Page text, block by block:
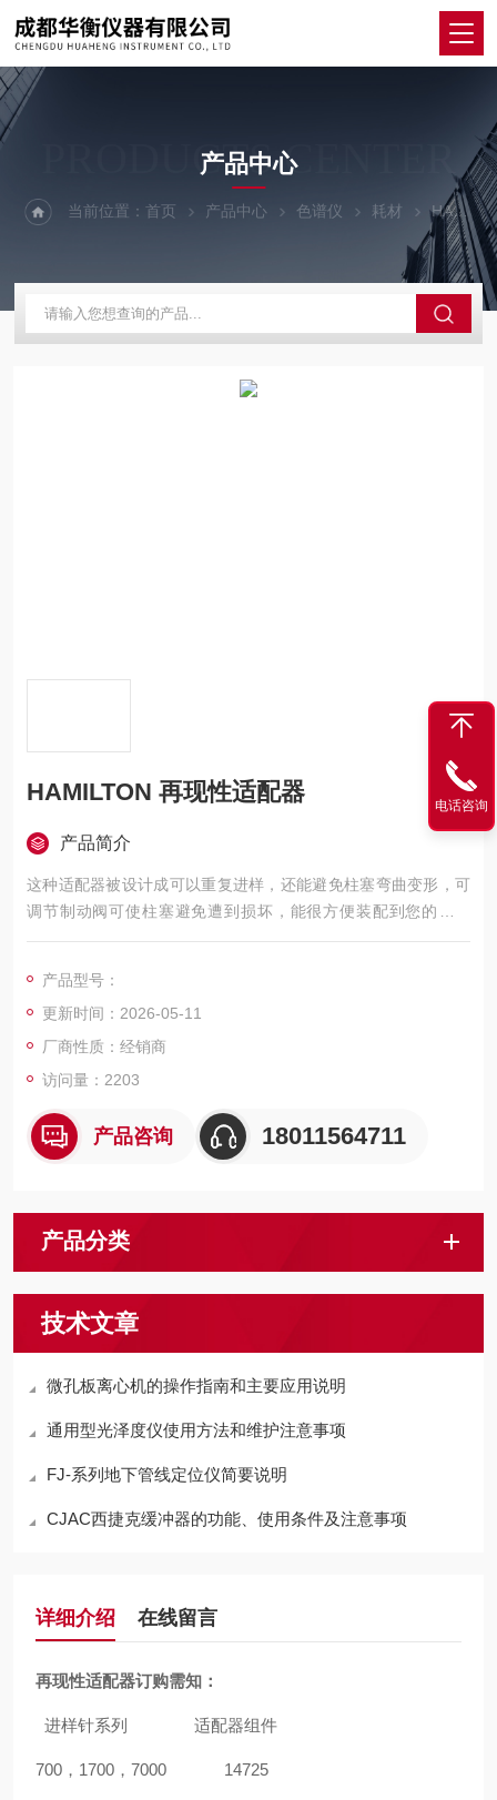
PRODUCTS CENTER
产品中心
当前位置：首页 产品中心 色谱仪 耗材 HAMILTON 再现性适配器
HAMILTON 再现性适配器
产品简介
这种适配器被设计成可以重复进样，还能避免柱塞弯曲变形，可
调节制动阀可使柱塞避免遭到损坏，能很方便装配到您的实验
室，可适用于700，800，1700和7000系列进样针。
产品型号：
更新时间：2026-05-11
厂商性质：经销商
访问量：2203
产品咨询 18011564711
产品分类
技术文章
微孔板离心机的操作指南和主要应用说明
通用型光泽度仪使用方法和维护注意事项
FJ-系列地下管线定位仪简要说明
CJAC西捷克缓冲器的功能、使用条件及注意事项
详细介绍 在线留言
再现性适配器订购需知：
进样针系列 适配器组件
700 ， 1700 ， 7000 14725
电话咨询